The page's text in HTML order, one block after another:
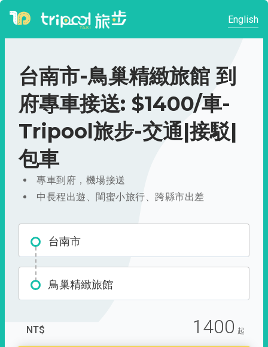
English
台南市-鳥巢精緻旅館 到
府專車接送: $1400/車-
Tripool旅步-交通|接駁|
包車
專車到府，機場接送
中長程出遊、閨蜜小旅行、跨縣市出差
台南市
鳥巢精緻旅館
NT$ 1400 起